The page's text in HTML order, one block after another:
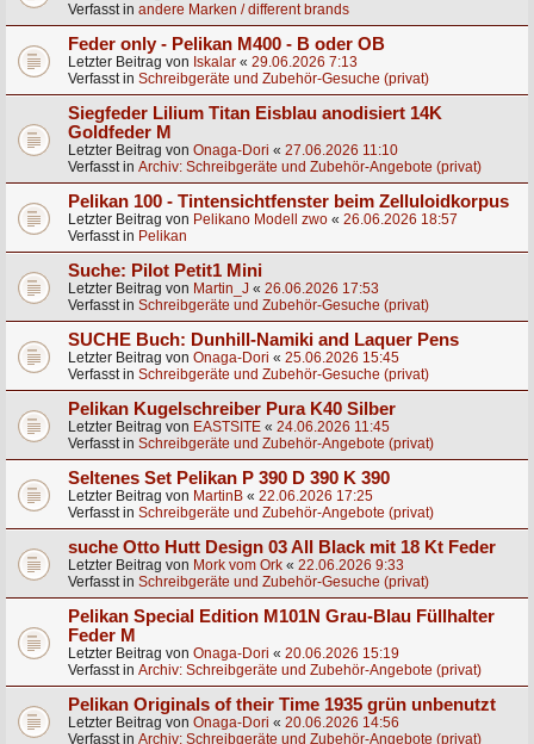
Verfasst in andere Marken / different brands
Feder only - Pelikan M400 - B oder OB
Letzter Beitrag von Iskalar « 29.06.2026 7:13
Verfasst in Schreibgeräte und Zubehör-Gesuche (privat)
Siegfeder Lilium Titan Eisblau anodisiert 14K
Goldfeder M
Letzter Beitrag von Onaga-Dori « 27.06.2026 11:10
Verfasst in Archiv: Schreibgeräte und Zubehör-Angebote (privat)
Pelikan 100 - Tintensichtfenster beim Zelluloidkorpus
Letzter Beitrag von Pelikano Modell zwo « 26.06.2026 18:57
Verfasst in Pelikan
Suche: Pilot Petit1 Mini
Letzter Beitrag von Martin_J « 26.06.2026 17:53
Verfasst in Schreibgeräte und Zubehör-Gesuche (privat)
SUCHE Buch: Dunhill-Namiki and Laquer Pens
Letzter Beitrag von Onaga-Dori « 25.06.2026 15:45
Verfasst in Schreibgeräte und Zubehör-Gesuche (privat)
Pelikan Kugelschreiber Pura K40 Silber
Letzter Beitrag von EASTSITE « 24.06.2026 11:45
Verfasst in Schreibgeräte und Zubehör-Angebote (privat)
Seltenes Set Pelikan P 390 D 390 K 390
Letzter Beitrag von MartinB « 22.06.2026 17:25
Verfasst in Schreibgeräte und Zubehör-Angebote (privat)
suche Otto Hutt Design 03 All Black mit 18 Kt Feder
Letzter Beitrag von Mork vom Ork « 22.06.2026 9:33
Verfasst in Schreibgeräte und Zubehör-Gesuche (privat)
Pelikan Special Edition M101N Grau-Blau Füllhalter
Feder M
Letzter Beitrag von Onaga-Dori « 20.06.2026 15:19
Verfasst in Archiv: Schreibgeräte und Zubehör-Angebote (privat)
Pelikan Originals of their Time 1935 grün unbenutzt
Letzter Beitrag von Onaga-Dori « 20.06.2026 14:56
Verfasst in Archiv: Schreibgeräte und Zubehör-Angebote (privat)